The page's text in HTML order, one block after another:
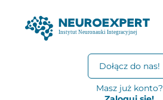
Dołącz do nas!
Masz już konto?